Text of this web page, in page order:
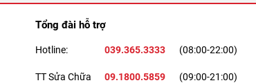
Tổng đài hỗ trợ
Hotline: 039.365.3333 (08:00-22:00)
TT Sửa Chữa
09.1800.5859 (09:00-21:00)